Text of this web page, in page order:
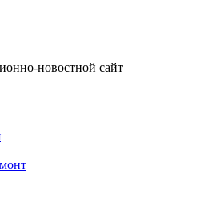
новостной сайт